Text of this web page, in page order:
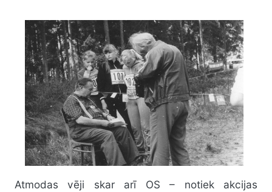
Atmodas vēji skar arī OS – notiek akcijas